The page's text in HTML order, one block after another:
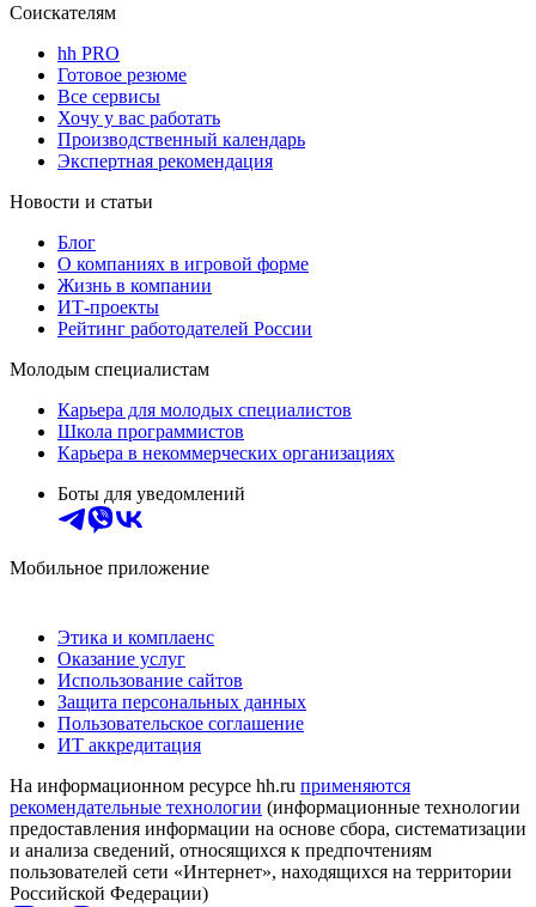
Соискателям
hh PRO
Готовое резюме
Все сервисы
Хочу у вас работать
Производственный календарь
Экспертная рекомендация
Новости и статьи
Блог
О компаниях в игровой форме
Жизнь в компании
ИТ-проекты
Рейтинг работодателей России
Молодым специалистам
Карьера для молодых специалистов
Школа программистов
Карьера в некоммерческих организациях
Боты для уведомлений
Мобильное приложение
Этика и комплаенс
Оказание услуг
Использование сайтов
Защита персональных данных
Пользовательское соглашение
ИТ аккредитация
На информационном ресурсе hh.ru применяются
рекомендательные технологии (информационные технологии
предоставления информации на основе сбора, систематизации
и анализа сведений, относящихся к предпочтениям
пользователей сети «Интернет», находящихся на территории
Российской Федерации)